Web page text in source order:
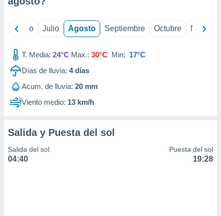
mediante
publicidad
publicidad
1199
Junio Julio Agosto Septiembre Octubre
T. Media: 24°C Max.: 30°C Min: 17°C
Días de lluvia: 4días
Acum. de lluvia: 20 mm
Viento medio: 13 km/h
Salida y Puesta del sol
Salida del sol
04:40
Puesta del sol
19:28